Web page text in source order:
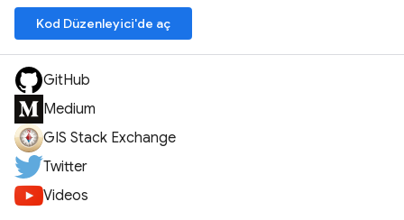
Kod Düzenleyici'de aç
GitHub
Medium
GIS Stack Exchange
Twitter
Videos